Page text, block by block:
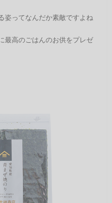
姿ってなんだか素敵ですよね
最高のごはんのお供をプレゼ